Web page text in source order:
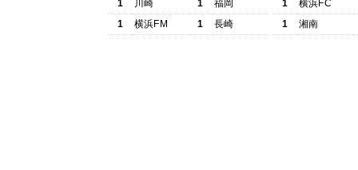
1
川崎 1
福岡
1
横浜FM 1 長崎
1
横浜FC
1
湘南